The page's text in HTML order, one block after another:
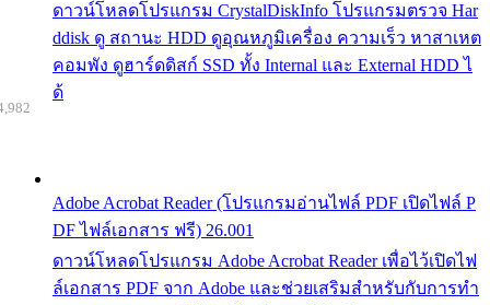
ดาวน์โหลดโปรแกรม CrystalDiskInfo โปรแกรมตรวจ Har
ddisk ดู สถานะ HDD ดูอุณหภูมิเครื่อง ความเร็ว หาสาเหต
คอมพัง ดูฮาร์ดดิสก์ SSD ทั้ง Internal และ External HDD ไ
ด้
Adobe Acrobat Reader (โปรแกรมอ่านไฟล์ PDF เปิดไฟล์ P
DF ไฟล์เอกสาร ฟรี) 26.001
ดาวน์โหลดโปรแกรม Adobe Acrobat Reader เพื่อไว้เปิดไฟ
ล์เอกสาร PDF จาก Adobe และช่วยเสริมสำหรับกับการทำ